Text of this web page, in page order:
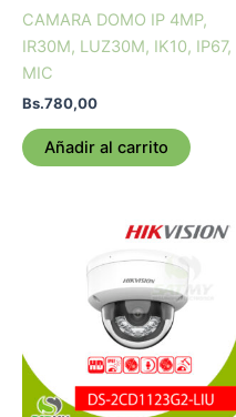
CAMARA DOMO IP 4MP,
IR30M, LUZ30M, IK10, IP67,
MIC
Bs.780,00
Añadir al carrito